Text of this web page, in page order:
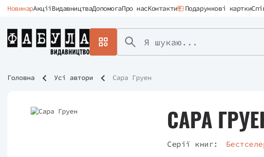
НовинарАкціїВидавництваДопомогаПро насКонтакти Подарункові картки
Головна Усі автори Сара Груен
САРА
Серії книг: